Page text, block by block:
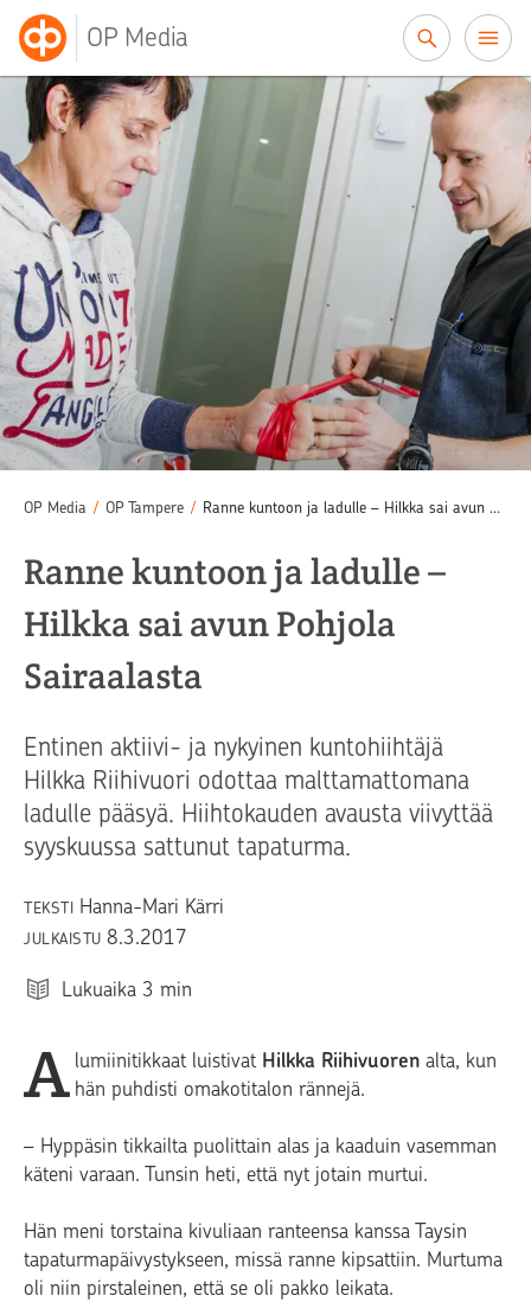
OP Media
OP Media / OP Tampere / Ranne kuntoon ja ladulle – Hilkka sai avun Pohjola Sairaalasta
Ranne kuntoon ja ladulle –
Hilkka sai avun Pohjola
Sairaalasta
Entinen aktiivi- ja nykyinen kuntohiihtäjä
Hilkka Riihivuori odottaa malttamattomana
ladulle pääsyä. Hiihtokauden avausta viivyttää
syyskuussa sattunut tapaturma.
TEKSTI Hanna-Mari Kärri
JULKAISTU 8.3.2017
Lukuaika 3 min
A lumiinitikkaat luistivat Hilkka Riihivuoren alta, kun
hän puhdisti omakotitalon rännejä.
– Hyppäsin tikkailta puolittain alas ja kaaduin vasemman
käteni varaan. Tunsin heti, että nyt jotain murtui.
Hän meni torstaina kivuliaan ranteensa kanssa Taysin
tapaturmapäivystykseen, missä ranne kipsattiin. Murtuma
oli niin pirstaleinen, että se oli pakko leikata.